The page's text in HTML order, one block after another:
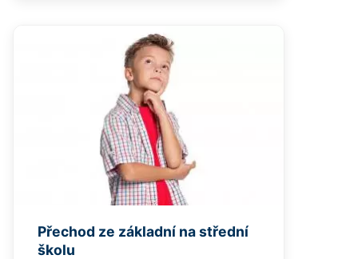
Přechod ze základní na střední
školu